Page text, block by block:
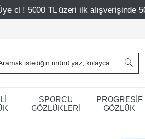
ilk alışverişinde 500 TL indirim
SPORCU
GÖZLÜKLERİ
PROGRESİF
GÖZLÜK